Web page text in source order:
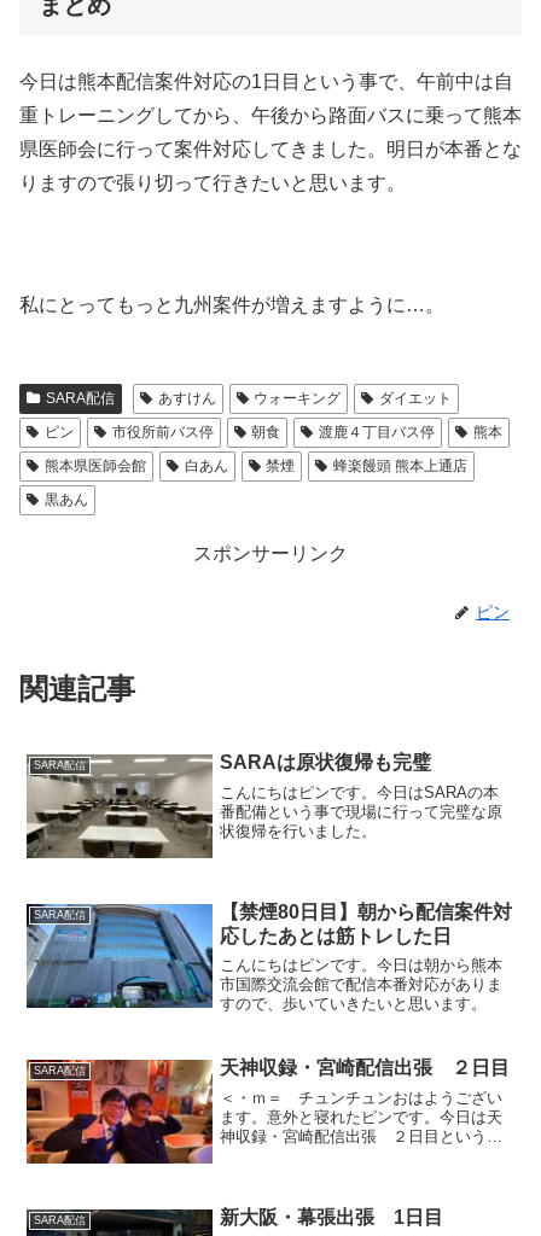
今日は熊本配信案件対応の1日目という事で、午前中は自
重トレーニングしてから、午後から路面バスに乗って熊本
県医師会に行って案件対応してきました。明日が本番とな
りますので張り切って行きたいと思います。
私にとってもっと九州案件が増えますように…。
SARA配信 あすけん ウォーキング
ダイエット
ピン
市役所前バス停 朝食 渡鹿４丁目バス停
熊本
熊本県医師会館
白あん 禁煙
蜂楽饅頭 熊本上通店
黒あん
スポンサーリンク
ピン
関連記事
SARA配信 SARAは原状復帰も完璧
こんにちはピンです。今日はSARAの本
番配備という事で現場に行って完璧な原
状復帰を行いました。
SARA配信
【禁煙80日目】朝から配信案件対
応したあとは筋トレした日
こんにちはピンです。今日は朝から熊本
市国際交流会館で配信本番対応がありま
すので、歩いていきたいと思います。
SARA配信 天神収録・宮崎配信出張 ２日目
＜・ｍ＝ チュンチュンおはようござい
ます。意外と寝れたピンです。今日は天
神収録・宮崎配信出張 ２日目という事
屋 豊吉うどん JR宮崎...
SARA配信 新大阪・幕張出張 1日目